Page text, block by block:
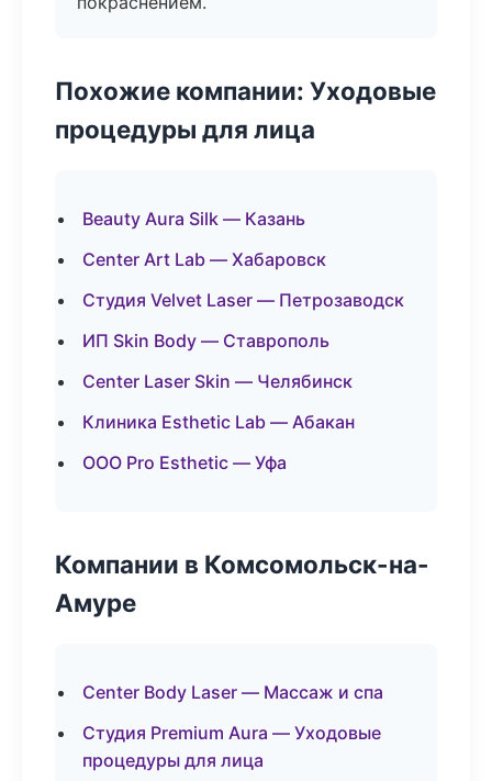
Похожие компании: Уходовые
процедуры для лица
Beauty Aura Silk — Казань
Center Art Lab — Хабаровск
Студия Velvet Laser — Петрозаводск
ИП Skin Body — Ставрополь
Center Laser Skin — Челябинск
Клиника Esthetic Lab — Абакан
ООО Pro Esthetic — Уфа
Компании в Комсомольск-на-
Амуре
Center Body Laser — Массаж и спа
Студия Premium Aura — Уходовые
процедуры для лица